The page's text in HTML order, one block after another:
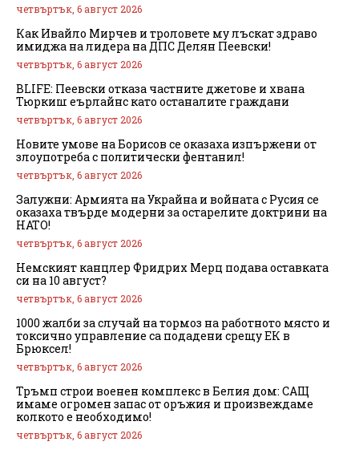
четвъртък, 6 август 2026
Как Ивайло Мирчев и троловете му лъскат здраво
имиджа на лидера на ДПС Делян Пеевски!
четвъртък, 6 август 2026
BLIFE: Пеевски отказа частните джетове и хвана
Тюркиш еърлайнс като останалите граждани
четвъртък, 6 август 2026
Новите умове на Борисов се оказаха изпържени от
злоупотреба с политически фентанил!
четвъртък, 6 август 2026
Залужни: Армията на Украйна и войната с Русия се
оказаха твърде модерни за остарелите доктрини на
НАТО!
четвъртък, 6 август 2026
Немският канцлер Фридрих Мерц подава оставката
си на 10 август?
четвъртък, 6 август 2026
1000 жалби за случай на тормоз на работното място и
токсично управление са подадени срещу ЕК в
Брюксел!
четвъртък, 6 август 2026
Тръмп строи военен комплекс в Белия дом: САЩ
имаме огромен запас от оръжия и произвеждаме
колкото е необходимо!
четвъртък, 6 август 2026